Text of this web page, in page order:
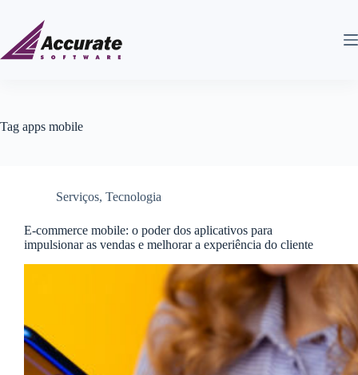
Tag apps mobile
Serviços, Tecnologia
E-commerce mobile: o poder dos aplicativos para
impulsionar as vendas e melhorar a experiência do cliente